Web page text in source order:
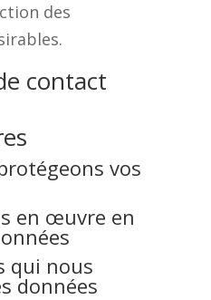
des
contact
vos
en œuvre en
qui nous
données